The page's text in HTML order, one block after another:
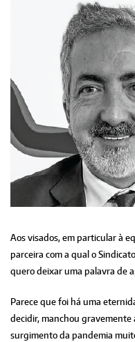
Aos visados, em particular à
parceira com a qual o
quero deixar uma palavra de
Parece que foi há uma
decidir, manchou
surgimento da pandemia